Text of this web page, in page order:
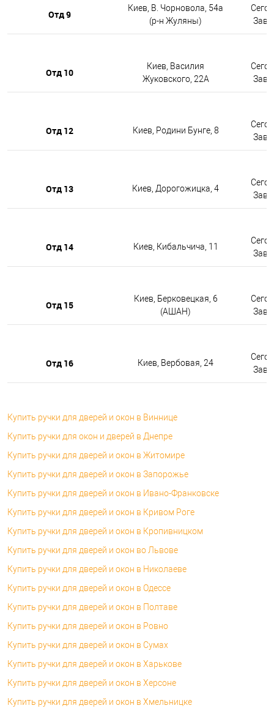
Отд 9
Киев, В. Чорновола, 54а
(р-н Жуляны)
Отд 10
Киев, Василия
Жуковского, 22А
Отд 12 Киев, Родини Бунге, 8
Отд 13 Киев, Дорогожицка, 4
Отд 14 Киев, Кибальчича, 11
Отд 15
Киев, Берковецкая, 6
(АШАН)
Отд 16 Киев, Вербовая, 24
Купить ручки для дверей и окон в Виннице
Купить ручки для окон и дверей в Днепре
Купить ручки для дверей и окон в Житомире
Купить ручки для дверей и окон в Запорожье
Купить ручки для дверей и окон в Ивано-Франковске
Купить ручки для дверей и окон в Кривом Роге
Купить ручки для дверей и окон в Кропивницком
Купить ручки для дверей и окон во Львове
Купить ручки для дверей и окон в Николаеве
Купить ручки для дверей и окон в Одессе
Купить ручки для дверей и окон в Полтаве
Купить ручки для дверей и окон в Ровно
Купить ручки для дверей и окон в Сумах
Купить ручки для дверей и окон в Харькове
Купить ручки для дверей и окон в Херсоне
Купить ручки для дверей и окон в Хмельницке